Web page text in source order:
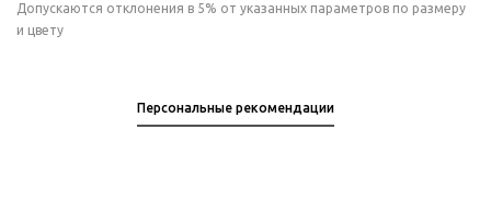
Допускаются отклонения в 5% от указанных параметров по размеру
и цвету
Персональные рекомендации